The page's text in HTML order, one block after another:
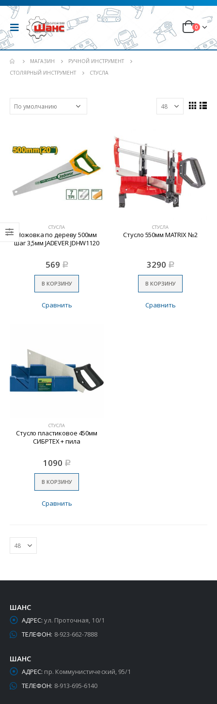
0
МАГАЗИН
РУЧНОЙ ИНСТРУМЕНТ
СТОЛЯРНЫЙ ИНСТРУМЕНТ
СТУСЛА
СТУСЛА
Ножовка по дереву 500мм
шаг 3,5мм JADEVER JDHW1120
569 Р
В КОРЗИНУ
Сравнить
СТУСЛА
Стусло 550мм MATRIX №2
3290 Р
В КОРЗИНУ
Сравнить
СТУСЛА
Стусло пластиковое 450мм
СИБРТЕХ + пила
1090 Р
В КОРЗИНУ
Сравнить
ШАНС
АДРЕС: ул. Проточная, 10/1
ТЕЛЕФОН: 8-923-662-7888
ШАНС
АДРЕС: пр. Коммунистический, 95/1
ТЕЛЕФОН: 8-913-695-6140